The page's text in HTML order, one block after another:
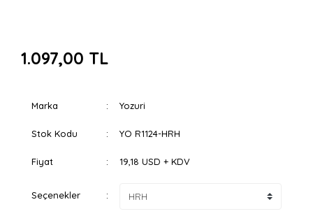
1.097,00 TL
Marka Yozuri
Stok Kodu YO R1124-HRH
Fiyat 19,18 USD + KDV
Seçenekler